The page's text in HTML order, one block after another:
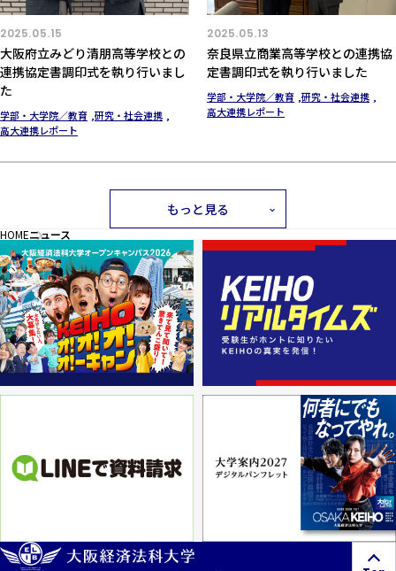
2025.05.15
大阪府立みどり清朋高等学校との
連携協定書調印式を執り行いまし
た
学部・大学院／教育 研究・社会連携
高大連携レポート
2025.05.13
奈良県立商業高等学校との連携協
定書調印式を執り行いました
学部・大学院／教育 研究・社会連携
高大連携レポート
もっと見る
HOMEニュース